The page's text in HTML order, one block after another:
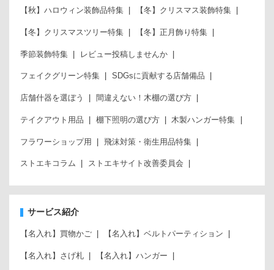
【秋】ハロウィン装飾品特集 【冬】クリスマス装飾特集
【冬】クリスマスツリー特集 【冬】正月飾り特集
季節装飾特集 レビュー投稿しませんか
フェイクグリーン特集 SDGsに貢献する店舗備品
店舗什器を選ぼう 間違えない！木棚の選び方
テイクアウト用品 棚下照明の選び方 木製ハンガー特集
フラワーショップ用 飛沫対策・衛生用品特集
ストエキコラム ストエキサイト改善委員会
サービス紹介
【名入れ】買物かご 【名入れ】ベルトパーティション
【名入れ】さげ札 【名入れ】ハンガー